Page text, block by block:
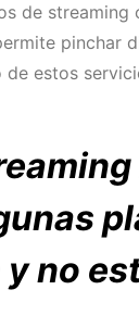
de streaming
pinchar
de estos
no